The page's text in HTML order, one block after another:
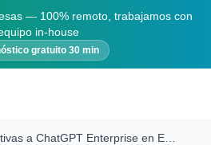
— 100% remoto, trabajamos con
in-house
gratuito 30 min